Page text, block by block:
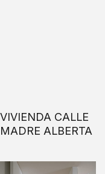
VIVIENDA CALLE
MADRE ALBERTA